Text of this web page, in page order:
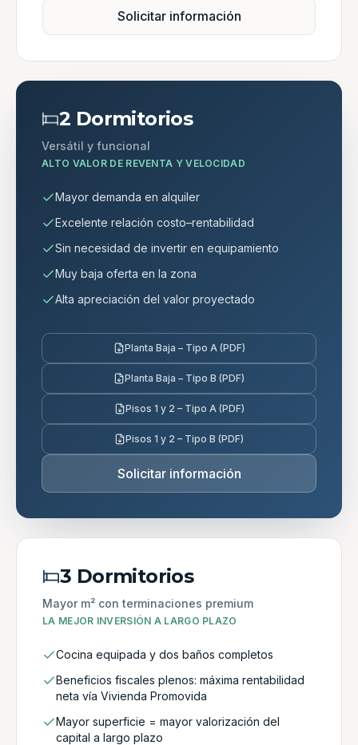
Solicitar información
2 Dormitorios
Versátil y funcional
ALTO VALOR DE REVENTA Y VELOCIDAD
Mayor demanda en alquiler
Excelente relación costo–rentabilidad
Sin necesidad de invertir en equipamiento
Muy baja oferta en la zona
Alta apreciación del valor proyectado
Planta Baja – Tipo A (PDF)
Planta Baja – Tipo B (PDF)
Pisos 1 y 2 – Tipo A (PDF)
Pisos 1 y 2 – Tipo B (PDF)
Solicitar información
3 Dormitorios
Mayor m² con terminaciones premium
LA MEJOR INVERSIÓN A LARGO PLAZO
Cocina equipada y dos baños completos
Beneficios fiscales plenos: máxima rentabilidad
neta vía Vivienda Promovida
Mayor superficie = mayor valorización del
capital a largo plazo